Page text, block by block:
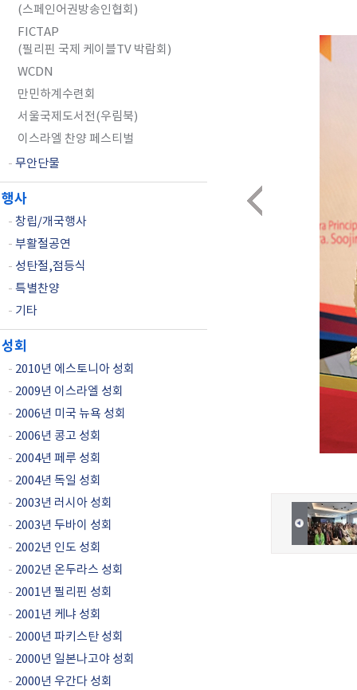
(스페인어권방송인협회)
FICTAP
(필리핀 국제 케이블TV 박람회)
WCDN
만민하계수련회
서울국제도서전(우림북)
이스라엘 찬양 페스티벌
- 무안단물
행사
- 창립/개국행사
- 부활절공연
- 성탄절,점등식
- 특별찬양
- 기타
성회
- 2010년 에스토니아 성회
- 2009년 이스라엘 성회
- 2006년 미국 뉴욕 성회
- 2006년 콩고 성회
- 2004년 페루 성회
- 2004년 독일 성회
- 2003년 러시아 성회
- 2003년 두바이 성회
- 2002년 인도 성회
- 2002년 온두라스 성회
- 2001년 필리핀 성회
- 2001년 케냐 성회
- 2000년 파키스탄 성회
- 2000년 일본나고야 성회
- 2000년 우간다 성회